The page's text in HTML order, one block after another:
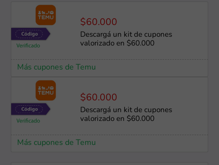
$60.000
Descargá un kit de cupones
valorizado en $60.000
Más cupones de Temu
$60.000
Descargá un kit de cupones
valorizado en $60.000
Más cupones de Temu